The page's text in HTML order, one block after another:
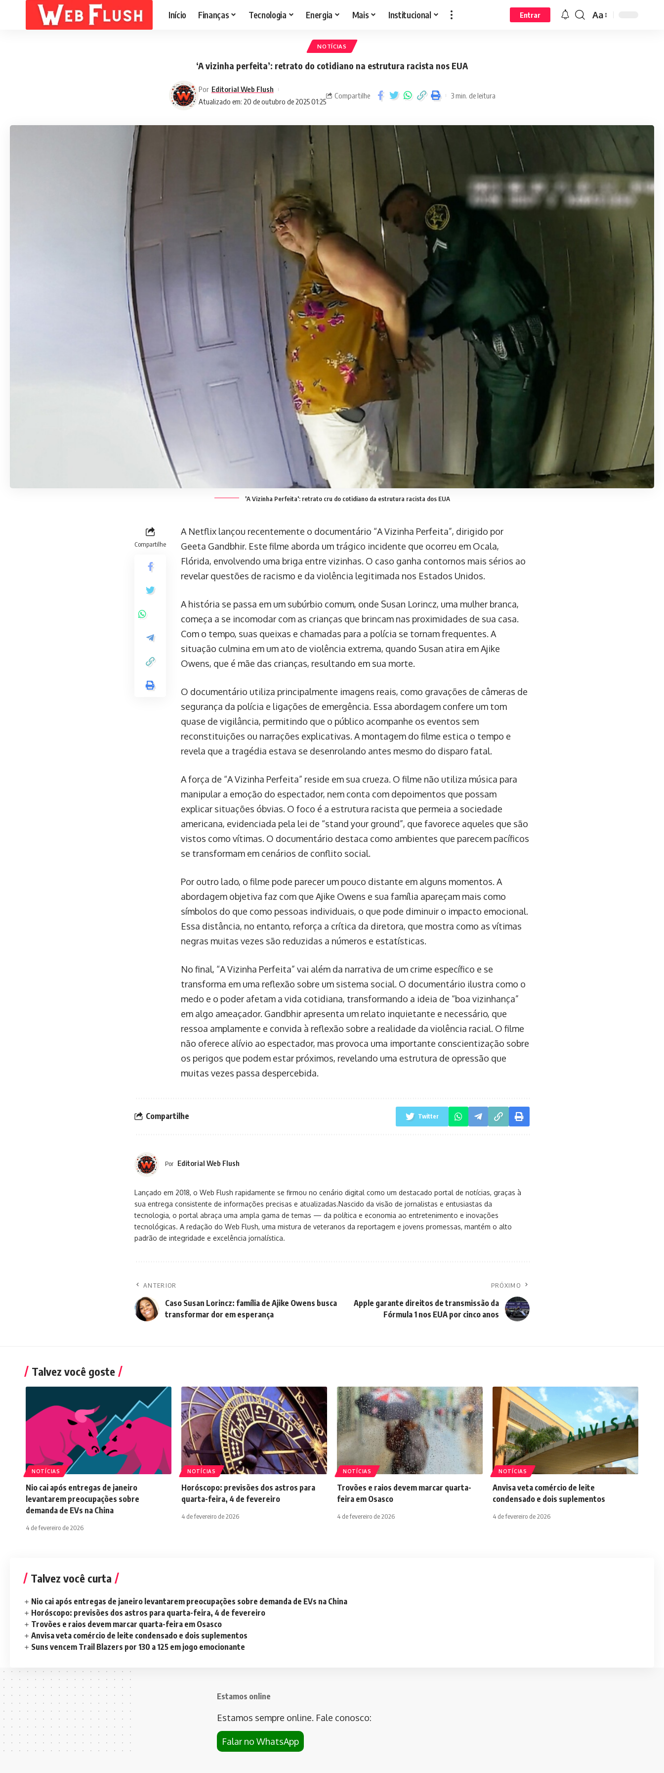
Início Finanças Tecnologia Energia Mais Institucional Entrar Aa
NOTÍCIAS
‘A vizinha perfeita’: retrato do cotidiano na estrutura racista nos EUA
Atualizado em: 20 de outubro de 2025 01:25
Por Editorial Web Flush
Compartilhe 3 min. de leitura
'A Vizinha Perfeita': retrato cru do cotidiano da estrutura racista dos EUA
Compartilhe
A Netflix lançou recentemente o documentário “A Vizinha Perfeita”, dirigido por
Geeta Gandbhir. Este filme aborda um trágico incidente que ocorreu em Ocala,
Flórida, envolvendo uma briga entre vizinhas. O caso ganha contornos mais sérios ao
revelar questões de racismo e da violência legitimada nos Estados Unidos.
A história se passa em um subúrbio comum, onde Susan Lorincz, uma mulher branca,
começa a se incomodar com as crianças que brincam nas proximidades de sua casa.
Com o tempo, suas queixas e chamadas para a polícia se tornam frequentes. A
situação culmina em um ato de violência extrema, quando Susan atira em Ajike
Owens, que é mãe das crianças, resultando em sua morte.
O documentário utiliza principalmente imagens reais, como gravações de câmeras de
segurança da polícia e ligações de emergência. Essa abordagem confere um tom
quase de vigilância, permitindo que o público acompanhe os eventos sem
reconstituições ou narrações explicativas. A montagem do filme estica o tempo e
revela que a tragédia estava se desenrolando antes mesmo do disparo fatal.
A força de “A Vizinha Perfeita” reside em sua crueza. O filme não utiliza música para
manipular a emoção do espectador, nem conta com depoimentos que possam
explicar situações óbvias. O foco é a estrutura racista que permeia a sociedade
americana, evidenciada pela lei de “stand your ground”, que favorece aqueles que são
vistos como vítimas. O documentário destaca como ambientes que parecem pacíficos
se transformam em cenários de conflito social.
Por outro lado, o filme pode parecer um pouco distante em alguns momentos. A
abordagem objetiva faz com que Ajike Owens e sua família apareçam mais como
símbolos do que como pessoas individuais, o que pode diminuir o impacto emocional.
Essa distância, no entanto, reforça a crítica da diretora, que mostra como as vítimas
negras muitas vezes são reduzidas a números e estatísticas.
No final, “A Vizinha Perfeita” vai além da narrativa de um crime específico e se
transforma em uma reflexão sobre um sistema social. O documentário ilustra como o
medo e o poder afetam a vida cotidiana, transformando a ideia de “boa vizinhança”
em algo ameaçador. Gandbhir apresenta um relato inquietante e necessário, que
ressoa amplamente e convida à reflexão sobre a realidade da violência racial. O filme
não oferece alívio ao espectador, mas provoca uma importante conscientização sobre
os perigos que podem estar próximos, revelando uma estrutura de opressão que
muitas vezes passa despercebida.
Compartilhe Twitter
Por Editorial Web Flush
Lançado em 2018, o Web Flush rapidamente se firmou no cenário digital como um destacado portal de notícias, graças à
sua entrega consistente de informações precisas e atualizadas.Nascido da visão de jornalistas e entusiastas da
tecnologia, o portal abraça uma ampla gama de temas — da política e economia ao entretenimento e inovações
tecnológicas. A redação do Web Flush, uma mistura de veteranos da reportagem e jovens promessas, mantém o alto
padrão de integridade e excelência jornalística.
ANTERIOR
Caso Susan Lorincz: família de Ajike Owens busca
transformar dor em esperança
PRÓXIMO
Apple garante direitos de transmissão da
Fórmula 1 nos EUA por cinco anos
Talvez você goste
NOTÍCIAS
Nio cai após entregas de janeiro
levantarem preocupações sobre
demanda de EVs na China
4 de fevereiro de 2026
NOTÍCIAS
Horóscopo: previsões dos astros para
quarta-feira, 4 de fevereiro
4 de fevereiro de 2026
NOTÍCIAS
Trovões e raios devem marcar quarta-
feira em Osasco
4 de fevereiro de 2026
NOTÍCIAS
Anvisa veta comércio de leite
condensado e dois suplementos
4 de fevereiro de 2026
Talvez você curta
Nio cai após entregas de janeiro levantarem preocupações sobre demanda de EVs na China
Horóscopo: previsões dos astros para quarta-feira, 4 de fevereiro
Trovões e raios devem marcar quarta-feira em Osasco
Anvisa veta comércio de leite condensado e dois suplementos
Suns vencem Trail Blazers por 130 a 125 em jogo emocionante
Estamos online
Estamos sempre online. Fale conosco:
Falar no WhatsApp